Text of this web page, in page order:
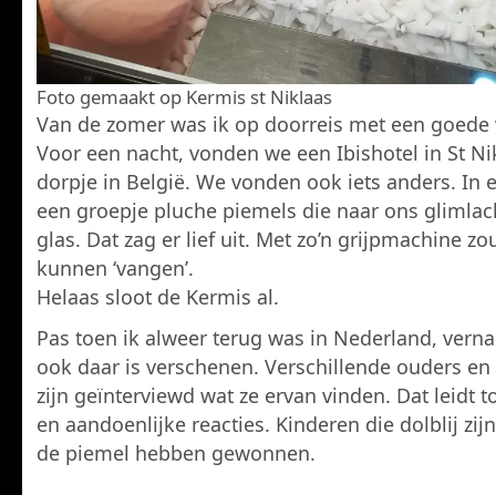
Foto gemaakt op Kermis st Niklaas
Van de zomer was ik op doorreis met een goede
Voor een nacht, vonden we een Ibishotel in St
dorpje in België. We vonden ook iets anders. In
een groepje pluche piemels die naar ons
glas. Dat zag er lief uit. Met zo’n grijpmachine
kunnen ‘vangen’.
Helaas sloot de Kermis al.
Pas toen ik alweer terug was in Nederland,
ook daar is verschenen. Verschillende ouders
zijn geïnterviewd wat ze ervan vinden. Dat leidt
en aandoenlijke reacties. Kinderen die dolblij
de piemel hebben gewonnen.